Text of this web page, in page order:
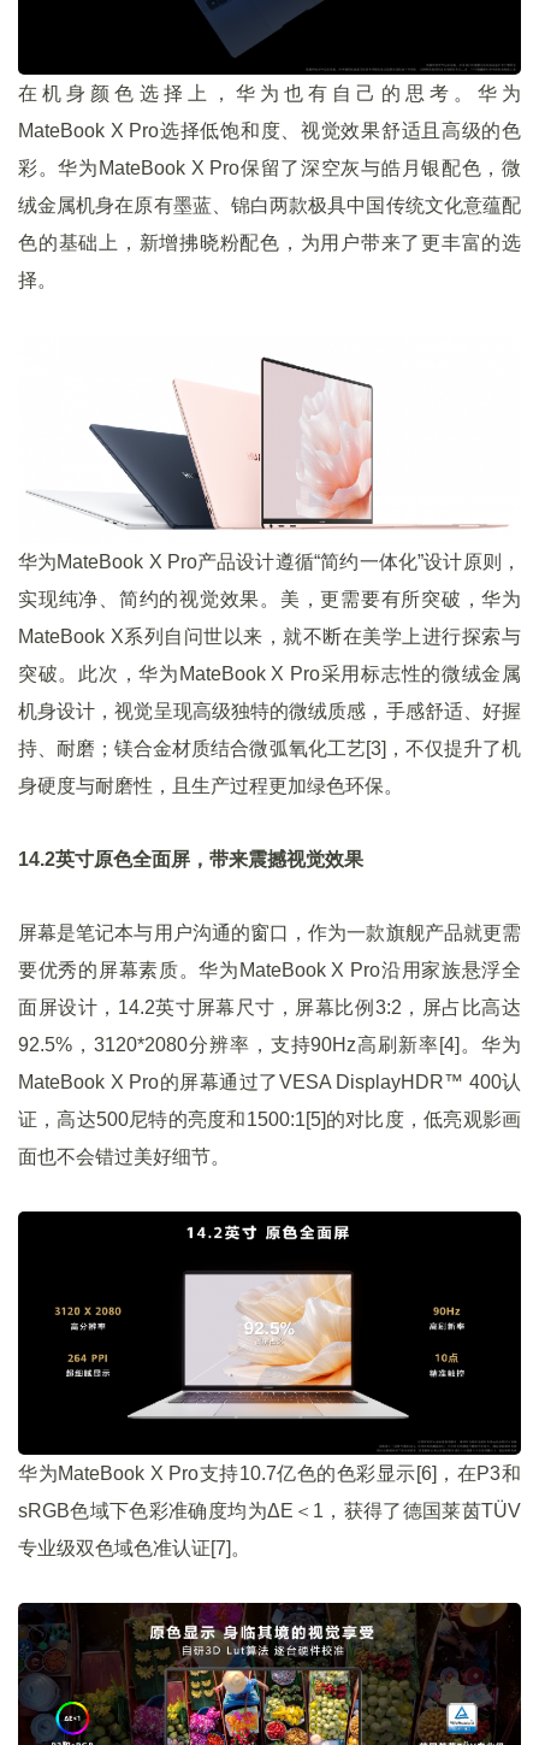
在机身颜色选择上，华为也有自己的思考。华为
MateBook X Pro选择低饱和度、视觉效果舒适且高级的色
彩。华为MateBook X Pro保留了深空灰与皓月银配色，微
绒金属机身在原有墨蓝、锦白两款极具中国传统文化意蕴配
色的基础上，新增拂晓粉配色，为用户带来了更丰富的选
择。
华为MateBook X Pro产品设计遵循“简约一体化”设计原则，
实现纯净、简约的视觉效果。美，更需要有所突破，华为
MateBook X系列自问世以来，就不断在美学上进行探索与
突破。此次，华为MateBook X Pro采用标志性的微绒金属
机身设计，视觉呈现高级独特的微绒质感，手感舒适、好握
持、耐磨；镁合金材质结合微弧氧化工艺[3]，不仅提升了机
身硬度与耐磨性，且生产过程更加绿色环保。
14.2英寸原色全面屏，带来震撼视觉效果
屏幕是笔记本与用户沟通的窗口，作为一款旗舰产品就更需
要优秀的屏幕素质。华为MateBook X Pro沿用家族悬浮全
面屏设计，14.2英寸屏幕尺寸，屏幕比例3:2，屏占比高达
92.5%，3120*2080分辨率，支持90Hz高刷新率[4]。华为
MateBook X Pro的屏幕通过了VESA DisplayHDR™ 400认
证，高达500尼特的亮度和1500:1[5]的对比度，低亮观影画
面也不会错过美好细节。
华为MateBook X Pro支持10.7亿色的色彩显示[6]，在P3和
sRGB色域下色彩准确度均为ΔE＜1，获得了德国莱茵TÜV
专业级双色域色准认证[7]。